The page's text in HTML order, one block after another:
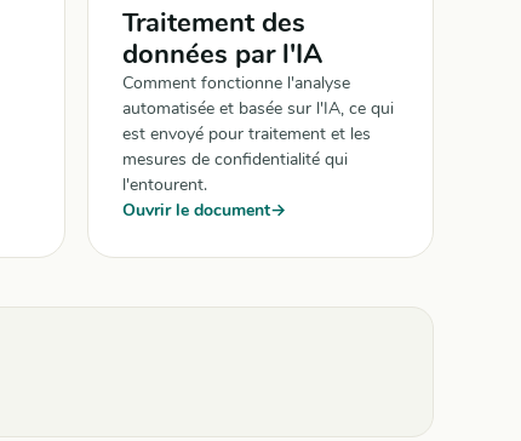
Traitement des
données par l'IA
Comment fonctionne l'analyse
automatisée et basée sur l'IA, ce qui
est envoyé pour traitement et les
mesures de confidentialité qui
l'entourent.
Ouvrir le document